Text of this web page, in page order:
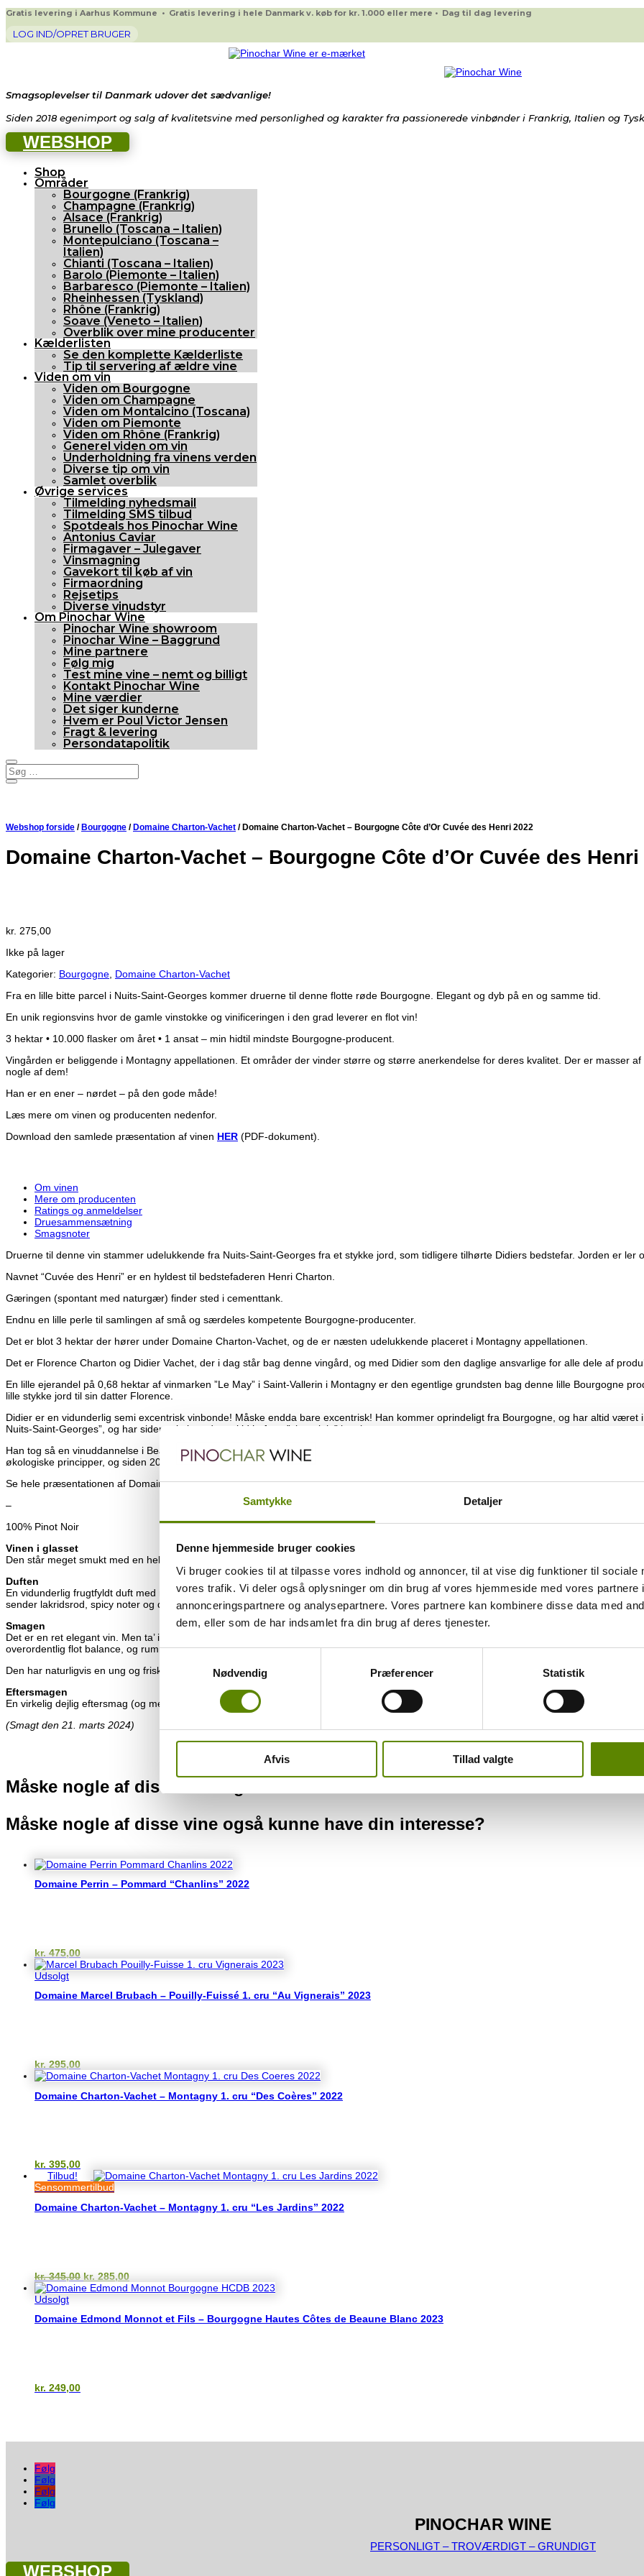
Samtykke Detaljer
Denne hjemmeside bruger cookies
Vi bruger cookies til at tilpasse vores indhold og annoncer, til at vise dig funktioner til sociale
vores trafik. Vi deler også oplysninger om din brug af vores hjemmeside med vores partnere
annonceringspartnere og analysepartnere. Vores partnere kan kombinere disse data med
dem, eller som de har indsamlet fra din brug af deres tjenester.
Nødvendig
Præferencer Statistik
Afvis Tillad valgte
Gratis levering i Aarhus Kommune • Gratis levering i hele Danmark v. køb for kr. 1.000 eller mere • Dag til dag levering
LOG IND/OPRET BRUGER
Smagsoplevelser til Danmark udover det sædvanlige!
Siden 2018 egenimport og salg af kvalitetsvine med personlighed og karakter fra passionerede vinbønder i Frankrig, Italien og
WEBSHOP
Shop
Områder
Bourgogne (Frankrig)
Champagne (Frankrig)
Alsace (Frankrig)
Brunello (Toscana – Italien)
Montepulciano (Toscana –
Italien)
Chianti (Toscana – Italien)
Barolo (Piemonte – Italien)
Barbaresco (Piemonte – Italien)
Rheinhessen (Tyskland)
Rhône (Frankrig)
Soave (Veneto – Italien)
Overblik over mine producenter
Kælderlisten
Se den komplette Kælderliste
Tip til servering af ældre vine
Viden om vin
Viden om Bourgogne
Viden om Champagne
Viden om Montalcino (Toscana)
Viden om Piemonte
Viden om Rhône (Frankrig)
Generel viden om vin
Underholdning fra vinens verden
Diverse tip om vin
Samlet overblik
Øvrige services
Tilmelding nyhedsmail
Tilmelding SMS tilbud
Spotdeals hos Pinochar Wine
Antonius Caviar
Firmagaver – Julegaver
Vinsmagning
Gavekort til køb af vin
Firmaordning
Rejsetips
Diverse vinudstyr
Om Pinochar Wine
Pinochar Wine showroom
Pinochar Wine – Baggrund
Mine partnere
Følg mig
Test mine vine – nemt og billigt
Kontakt Pinochar Wine
Mine værdier
Det siger kunderne
Hvem er Poul Victor Jensen
Fragt & levering
Persondatapolitik
Webshop forside / Bourgogne / Domaine Charton-Vachet / Domaine Charton-Vachet – Bourgogne Côte d’Or Cuvée des Henri 2022
Domaine Charton-Vachet – Bourgogne Côte d’Or Cuvée des Henri
kr. 275,00
Ikke på lager
Kategorier: Bourgogne Domaine Charton-Vachet
Fra en lille bitte parcel i Nuits-Saint-Georges kommer druerne til denne flotte røde Bourgogne. Elegant og dyb på en og samme tid.
En unik regionsvins hvor de gamle vinstokke og vinificeringen i den grad leverer en flot vin!
3 hektar • 10.000 flasker om året • 1 ansat – min hidtil mindste Bourgogne-producent.
Vingården er beliggende i Montagny appellationen. Et områder der vinder større og større anerkendelse for deres kvalitet. Der er masser
nogle af dem!
Han er en ener – nørdet – på den gode måde!
Læs mere om vinen og producenten nedenfor.
Download den samlede præsentation af vinen HER (PDF-dokument).
Om vinen
Mere om producenten
Ratings og anmeldelser
Druesammensætning
Smagsnoter
Druerne til denne vin stammer udelukkende fra Nuits-Saint-Georges fra et stykke jord, som tidligere tilhørte Didiers bedstefar. Jorden er ler
Navnet “Cuvée des Henri” er en hyldest til bedstefaderen Henri Charton.
Gæringen (spontant med naturgær) finder sted i cementtank.
Endnu en lille perle til samlingen af små og særdeles kompetente Bourgogne-producenter.
Det er blot 3 hektar der hører under Domaine Charton-Vachet, og de er næsten udelukkende placeret i Montagny appellationen.
Det er Florence Charton og Didier Vachet, der i dag står bag denne vingård, og med Didier som den daglige ansvarlige for alle dele af
En lille ejerandel på 0,68 hektar af vinmarken ”Le May” i Saint-Vallerin i Montagny er den egentlige grundsten bag denne lille Bourgogne
lille stykke jord til sin datter Florence.
Didier er en vidunderlig semi excentrisk vinbonde! Måske endda bare excentrisk! Han kommer oprindeligt fra Bourgogne, og har altid
Nuits-Saint-Georges”, og har siden min barndom altid haft en ”vinprojekt” i tankerne.
Han tog så en vinuddannelse i Beaune, og har siden 2010 arbejde 100% på vinprojektet i Montagny. I 2013 tapper de deres egen første
økologiske principper, og siden 2019 har de så været økologisk certificeret.
Se hele præsentationen af Domaine Charton-VachetHER.
–
100% Pinot Noir
Vinen i glasset
Den står meget smukt med en helt lys og gennemsigtig kirsebærrød farve.
Duften
En vidunderlig frugtfyldt duft med masser af rene røde bær. Det er overvejende kirsebær, jordbær og ribs. Men også med et strejf af
sender lakridsrod, spicy noter og diskrete florale komponenter op af glasset.
Smagen
Det er en ret elegant vin. Men ta’ ikke fejl idet der er både dybde og koncentration. Frugten er ren, let sødlig og særdeles velsmagende.
overordentlig flot balance, og rummer et betydeligt gemmepotentiale. Taninerne er finkornede allerede pænt integreret.
Den har naturligvis en ung og frisk profil, og har virkelig godt af en time eller tos dekantering inden servering.
Eftersmagen
En virkelig dejlig eftersmag (og meget lang), hvor de finkornede tanniner sidder behageligt i gummerne. Men den dejlige frugt bliver bare
(Smagt den 21. marts 2024)
Måske nogle af disse vine også kunne have din interesse?
Måske nogle af disse vine også kunne have din interesse?
Relaterede varer
Domaine Perrin – Pommard “Chanlins” 2022
kr. 475,00
Udsolgt
Domaine Marcel Brubach – Pouilly-Fuissé 1. cru “Au Vignerais” 2023
kr. 295,00
Domaine Charton-Vachet – Montagny 1. cru “Des Coères” 2022
kr. 395,00
Tilbud!
Sensommertilbud
Domaine Charton-Vachet – Montagny 1. cru “Les Jardins” 2022
kr.345,00 Den
oprindelige
kr. 345,00.
kr. 285,00Den
aktuelle
kr. 285,00.
Udsolgt
Domaine Edmond Monnot et Fils – Bourgogne Hautes Côtes de Beaune Blanc 2023
kr. 249,00
Følg
Følg
Følg
Følg
PINOCHAR WINE
PERSONLIGT – TROVÆRDIGT – GRUNDIGT
WEBSHOP